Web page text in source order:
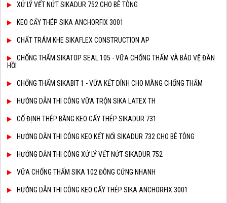
XỬ LÝ VẾT NỨT SIKADUR 752 CHO BÊ TÔNG
KEO CẤY THÉP SIKA ANCHORFIX 3001
CHẤT TRÁM KHE SIKAFLEX CONSTRUCTION AP
CHỐNG THẤM SIKATOP SEAL 105 - VỮA CHỐNG THẤM VÀ BẢO VỆ ĐÀN
HỒI
CHỐNG THẤM SIKABIT 1 - VỮA KẾT DÍNH CHO MÀNG CHỐNG THẤM
HƯỚNG DẪN THI CÔNG VỮA TRỘN SIKA LATEX TH
CỐ ĐỊNH THÉP BẰNG KEO CẤY THÉP SIKADUR 731
HƯỚNG DẪN THI CÔNG KEO KẾT NỐI SIKADUR 732 CHO BÊ TÔNG
HƯỚNG DẪN THI CÔNG XỬ LÝ VẾT NỨT SIKADUR 752
VỮA CHỐNG THẤM SIKA 102 ĐÔNG CỨNG NHANH
HƯỚNG DẪN THI CÔNG KEO CẤY THÉP SIKA ANCHORFIX 3001